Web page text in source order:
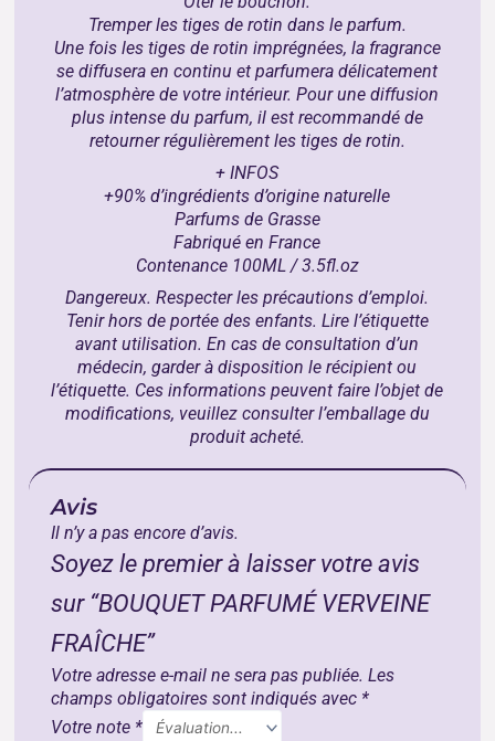
Tremper les tiges de rotin dans le parfum.
Une fois les tiges de rotin imprégnées, la fragrance
se diffusera en continu et parfumera délicatement
l’atmosphère de votre intérieur. Pour une diffusion
plus intense du parfum, il est recommandé de
retourner régulièrement les tiges de rotin.
+ INFOS
+90% d’ingrédients d’origine naturelle
Parfums de Grasse
Fabriqué en France
Contenance 100ML / 3.5fl.oz
Dangereux. Respecter les précautions d’emploi.
Tenir hors de portée des enfants. Lire l’étiquette
avant utilisation. En cas de consultation d’un
médecin, garder à disposition le récipient ou
l’étiquette. Ces informations peuvent faire l’objet de
modifications, veuillez consulter l’emballage du
produit acheté.
Avis
Il n’y a pas encore d’avis.
Soyez le premier à laisser votre avis
sur “BOUQUET PARFUMÉ VERVEINE
FRAÎCHE”
Votre adresse e-mail ne sera pas publiée. Les
champs obligatoires sont indiqués avec *
Votre note *